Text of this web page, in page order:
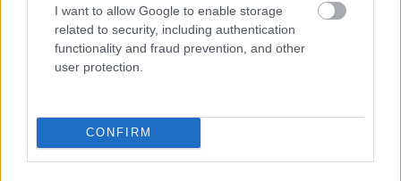
I want to allow Google to enable storage
related to security, including authentication
functionality and fraud prevention, and other
user protection.
CONFIRM
Gazdag Dániel csapata, a Philadelhpia Union
3-0-ra legyőzte a New England Revolutiont az
MLS 14. játéknapján. A keleti konferencia
utolsó […]
|